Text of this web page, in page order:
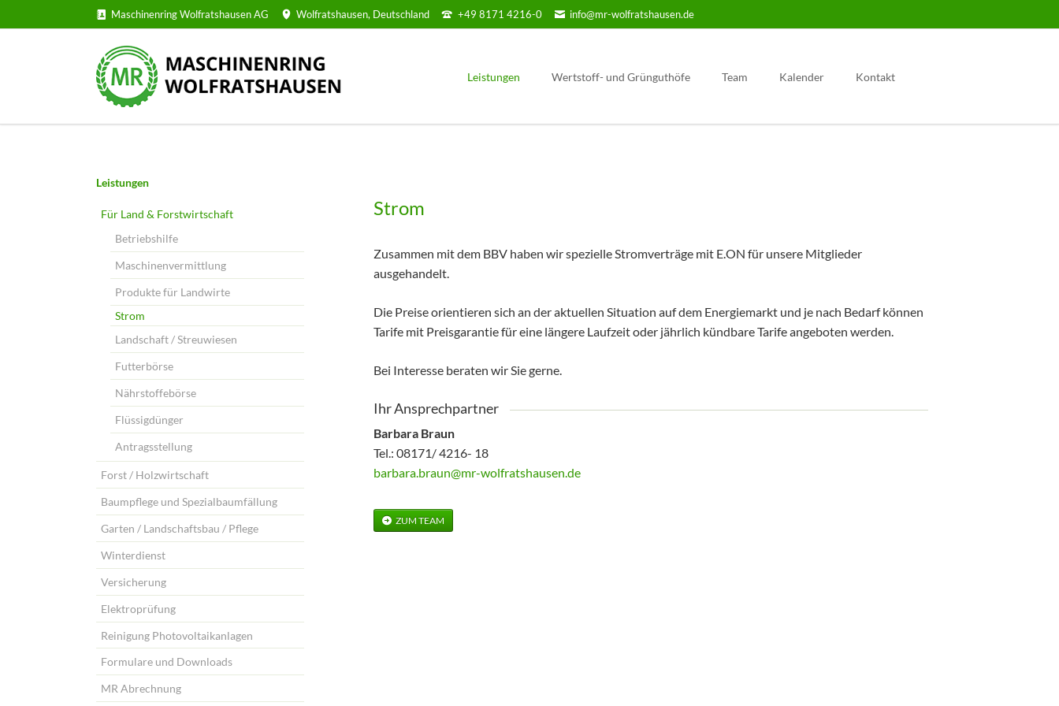
Maschinenring Wolfratshausen AG Wolfratshausen, Deutschland +49 8171 4216-0 info@mr-wolfratshausen.de
Leistungen
Versicherung
Reinigung Photovoltaikanlagen
Formulare und Downloads
MR Abrechnung
Fachvorträge
Wertstoff- und Grünguthöfe Team Kalender Kontakt
Strom
Zusammen mit dem BBV haben wir spezielle Stromverträge mit E.ON für unsere Mitglieder
ausgehandelt.
Die Preise orientieren sich an der aktuellen Situation auf dem Energiemarkt und je nach Bedarf können
Tarife mit Preisgarantie für eine längere Laufzeit oder jährlich kündbare Tarife angeboten werden.
Bei Interesse beraten wir Sie gerne.
Ihr Ansprechpartner
Barbara Braun
Tel.: 08171/ 4216- 18
barbara.braun@mr-wolfratshausen.de
ZUM TEAM
Navigation
Leistungen
Für Land & Forstwirtschaft
Betriebshilfe
Maschinenvermittlung
Produkte für Landwirte
Strom
Landschaft / Streuwiesen
Futterbörse
Nährstoffebörse
Flüssigdünger
Antragsstellung
Forst / Holzwirtschaft
Baumpflege und Spezialbaumfällung
Garten / Landschaftsbau / Pflege
Winterdienst
Versicherung
Elektroprüfung
Reinigung Photovoltaikanlagen
Formulare und Downloads
MR Abrechnung